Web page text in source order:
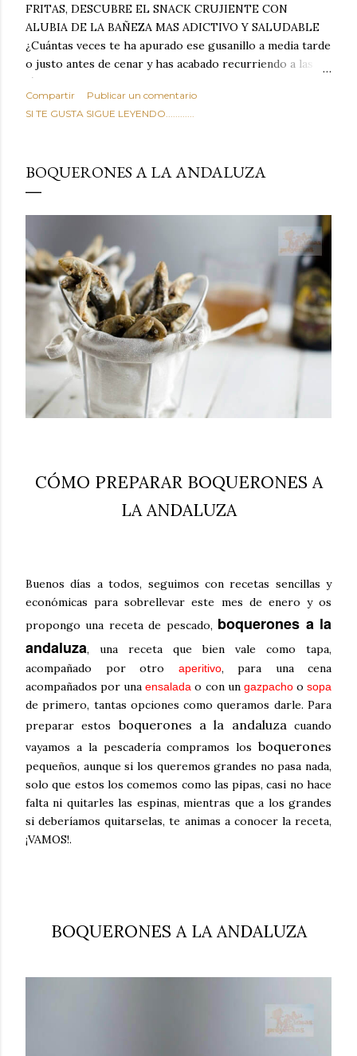
FRITAS, DESCUBRE EL SNACK CRUJIENTE CON
ALUBIA DE LA BAÑEZA MAS ADICTIVO Y SALUDABLE
¿Cuántas veces te ha apurado ese gusanillo a media tarde
o justo antes de cenar y has acabado recurriendo a las
típicas patatas de bolsa, frutos secos fritos o snacks
ultraprocesados llenos de grasas saturadas y sodio?
Todos hemos estado ahí. Sin embargo, cuidarse no tiene
satisface. Estas alubias crujientes al horno van a cambiar
por completo tu forma de ver las legumbres. Olvídate de
copiosos de invierno. Con esta receta simple pero
revolucionaria, transformaremos un ingrediente tan
humilde como la alubia de La Bañeza en un snack ligero,
dorado, cargado de proteína y 100% natural. Es el
sustituto perfecto a los frutos se...
Compartir
Publicar un comentario
SI TE GUSTA SIGUE LEYENDO............
BOQUERONES A LA ANDALUZA
CÓMO PREPARAR BOQUERONES A
LA ANDALUZA
Buenos días a todos, seguimos con recetas sencillas y
económicas para sobrellevar este mes de enero y os
propongo una receta de pescado, boquerones a la
andaluza, una receta que bien vale como tapa,
acompañado por otro aperitivo, para una cena
acompañados por unaensalada o con un gazpachoosopa
de primero, tantas opciones como queramos darle. Para
preparar estos boquerones a la andaluza cuando
vayamos a la pescadería compramos los boquerones
pequeños, aunque si los queremos grandes no pasa nada,
solo que estos los comemos como las pipas, casi no hace
falta ni quitarles las espinas, mientras que a los grandes
si deberíamos quitarselas, te animas a conocer la receta,
¡VAMOS!.
BOQUERONES A LA ANDALUZA